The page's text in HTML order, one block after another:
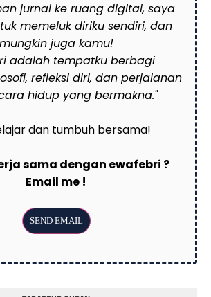
jurnal ke ruang digital, saya
memeluk diriku sendiri, dan
mungkin juga kamu!
adalah tempatku berbagi
refleksi diri, dan perjalanan
hidup yang bermakna."
dan tumbuh bersama!
sama dengan ewafebri ?
Email me !